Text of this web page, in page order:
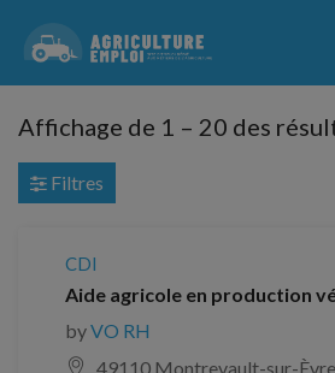
Affichage de 1 – 20 des
Filtres
CDI
Aide agricole en production
byVO RH
49110 Montrevault-sur-Èvre